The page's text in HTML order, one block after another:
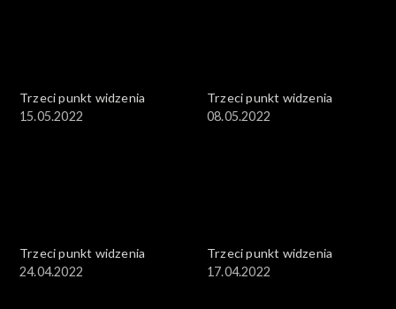
Trzeci punkt widzenia
15.05.2022
Trzeci punkt widzenia
08.05.2022
Trzeci punkt widzenia
24.04.2022
Trzeci punkt widzenia
17.04.2022